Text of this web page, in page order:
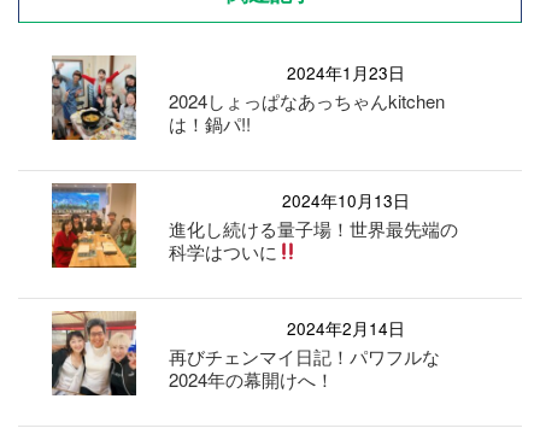
2024年1月23日
2024しょっぱなあっちゃんkitchen
は！鍋パ!!
2024年10月13日
進化し続ける量子場！世界最先端の
科学はついに
2024年2月14日
再びチェンマイ日記！パワフルな
2024年の幕開けへ！